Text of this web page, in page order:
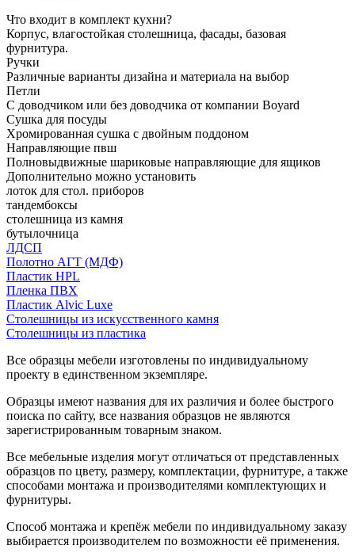
Что входит в комплект кухни?
Корпус, влагостойкая столешница, фасады, базовая
фурнитура.
Ручки
Различные варианты дизайна и материала на выбор
Петли
С доводчиком или без доводчика от компании Boyard
Сушка для посуды
Хромированная сушка с двойным поддоном
Направляющие пвш
Полновыдвижные шариковые направляющие для ящиков
Дополнительно можно установить
лоток для стол. приборов
тандембоксы
столешница из камня
бутылочница
ЛДСП
Полотно АГТ (МДФ)
Пластик HPL
Пленка ПВХ
Пластик Alvic Luxe
Столешницы из искусственного камня
Столешницы из пластика
Все образцы мебели изготовлены по индивидуальному
проекту в единственном экземпляре.
Образцы имеют названия для их различия и более быстрого
поиска по сайту, все названия образцов не являются
зарегистрированным товарным знаком.
Все мебельные изделия могут отличаться от представленных
образцов по цвету, размеру, комплектации, фурнитуре, а также
способами монтажа и производителями комплектующих и
фурнитуры.
Способ монтажа и крепёж мебели по индивидуальному заказу
выбирается производителем по возможности её применения.